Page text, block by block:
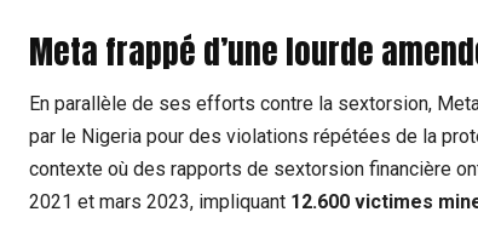
Meta frappé d’une lourde
En parallèle de ses efforts contre la sextorsion,
par le Nigeria pour des violations répétées de la
contexte où des rapports de sextorsion financière
2021 et mars 2023, impliquant 12.600 victimes